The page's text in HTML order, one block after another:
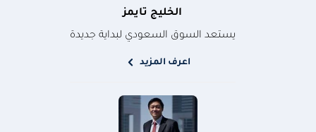
الخليج تايمز
يستعد السوق السعودي لبداية جديدة
اعرف المزيد